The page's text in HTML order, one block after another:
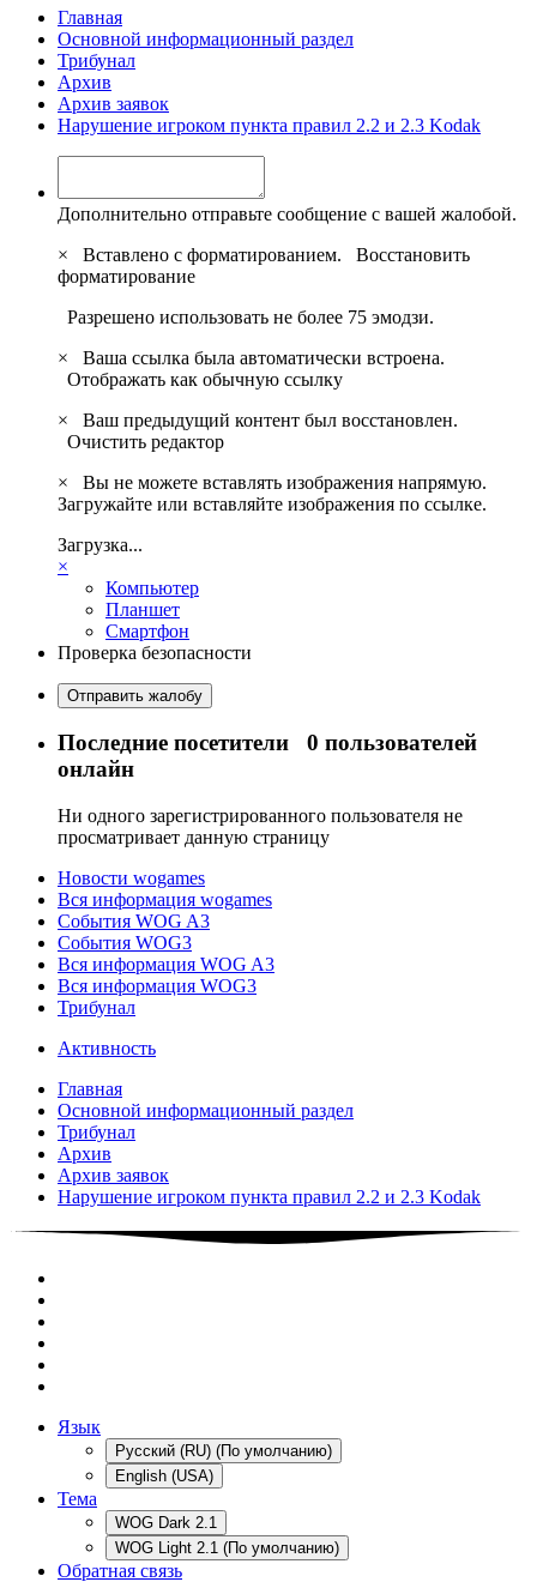
Главная
Основной информационный раздел
Трибунал
Архив
Архив заявок
Нарушение игроком пункта правил 2.2 и 2.3 Kodak
Дополнительно отправьте сообщение с вашей жалобой.
×
Вставлено с форматированием. Восстановить
форматирование
Разрешено использовать не более 75 эмодзи.
×
Ваша ссылка была автоматически встроена.
Отображать как обычную ссылку
×
Ваш предыдущий контент был восстановлен.
Очистить редактор
×
Вы не можете вставлять изображения напрямую.
Загружайте или вставляйте изображения по ссылке.
Загрузка...
×
Компьютер
Планшет
Смартфон
Проверка безопасности
Отправить жалобу
Последние посетители 0 пользователей
онлайн
Ни одного зарегистрированного пользователя не
просматривает данную страницу
Новости wogames
Вся информация wogames
События WOG A3
События WOG3
Вся информация WOG A3
Вся информация WOG3
Трибунал
Активность
Главная
Основной информационный раздел
Трибунал
Архив
Архив заявок
Нарушение игроком пункта правил 2.2 и 2.3 Kodak
Язык
Русский (RU) (По умолчанию)
English (USA)
Тема
WOG Dark 2.1
WOG Light 2.1 (По умолчанию)
Обратная связь